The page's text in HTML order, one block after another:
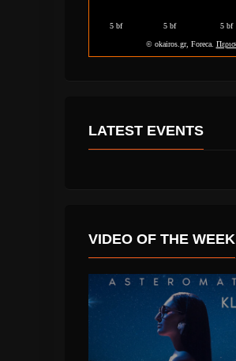
LATEST EVENTS
VIDEO OF THE WEEK